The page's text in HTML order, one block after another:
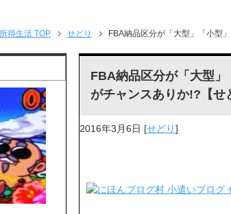
得生活 TOP せどり FBA納品区分が「大型」「小型
FBA納品区分が「大型」
がチャンスありか!?【せ
2016年3月6日 [せどり]